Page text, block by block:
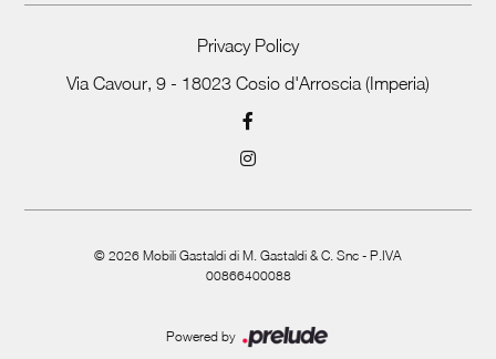
Privacy Policy
Via Cavour, 9 - 18023 Cosio d'Arroscia (Imperia)
© 2026 Mobili Gastaldi di M. Gastaldi & C. Snc - P.IVA
00866400088
Powered by